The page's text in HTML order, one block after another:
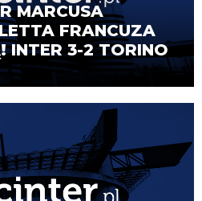
MARCUSA
FRANCUZA
INTER 3-2 TORINO